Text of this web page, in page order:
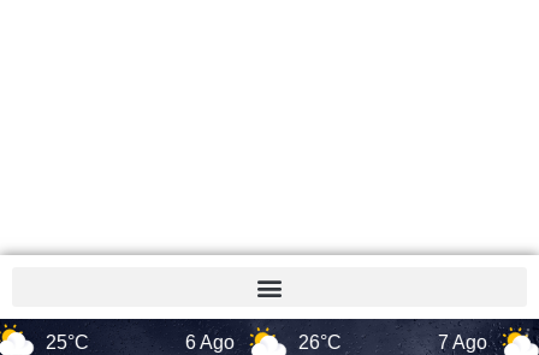
6 Ago 26°C 7 Ago